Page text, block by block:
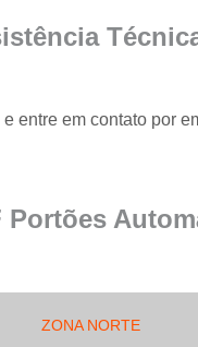
de
em
de
de
do
e entre em contato por
Portões
ZONA NORTE